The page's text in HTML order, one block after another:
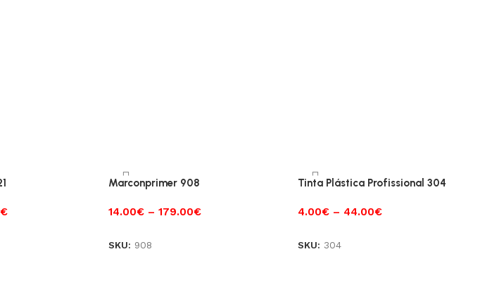
€
Marconprimer 908
14.00€ – 179.00€
SKU: 908
Tinta Plástica Profissional 304
4.00€ – 44.00€
SKU: 304